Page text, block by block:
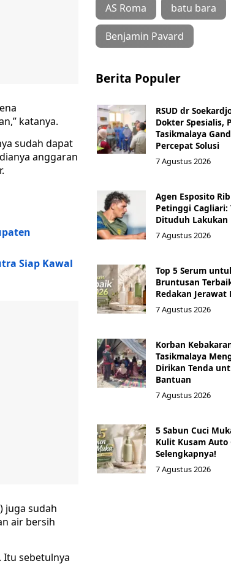
katanya.
sudah dapat
anggaran
Siap Kawal
juga sudah
air bersih
Itu sebetulnya
AS Roma batu bara
Benjamin Pavard
Berita Populer
RSUD dr
Dokter Spesialis,
Tasikmalaya
Percepat Solusi
7 Agustus 2026
Agen Esposito
Petinggi Cagliari:
Dituduh Lakukan
7 Agustus 2026
Top 5 Serum
Bruntusan
Redakan Jerawat
7 Agustus 2026
Korban
Tasikmalaya
Dirikan Tenda
Bantuan
7 Agustus 2026
5 Sabun Cuci
Kulit Kusam Auto
Selengkapnya!
7 Agustus 2026